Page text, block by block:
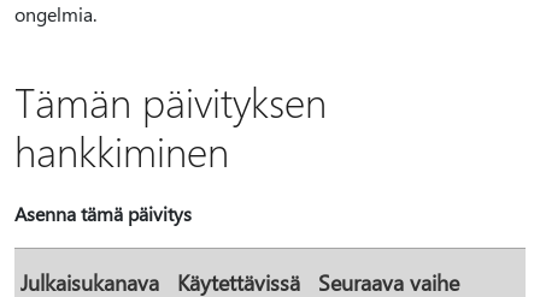
ongelmia.
Tämän päivityksen
hankkiminen
Asenna tämä päivitys
Julkaisukanava Käytettävissä Seuraava vaihe